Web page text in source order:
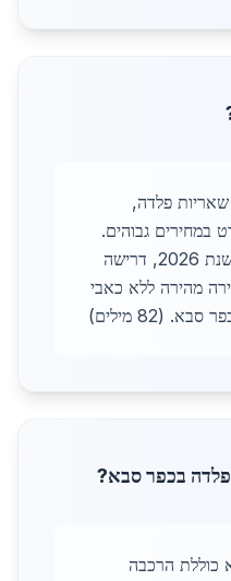
פלדה,
במחירים גבוהים.
תשלום מיידי, פינוי חינם. בשנת 2026, דרישה
מהירה ללא כאבי
(82 מילים)
בכפר סבא?
כוללת הרכבה